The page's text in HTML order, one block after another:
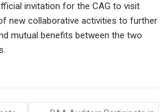
invitation for the CAG to visit
new collaborative activities to further
mutual benefits between the two